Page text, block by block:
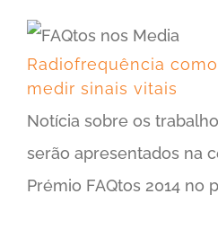
Radiofrequência
medir sinais vitais
Notícia sobre os
serão apresentados na
Prémio FAQtos 2014 no